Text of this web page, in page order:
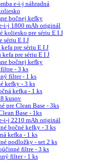
e-i-j náhradná
bočnej kefky
i-j 1800 mAh originál
koliesko pre sériu E I J
sériu E I J
pre sériu E I J
pre sériu E I J
bočnej kefky
- 3 ks
filter - 1 ks
kefky - 3 ks
kefka - 1 ks
kusov
pre Clean Base - 3ks
Base - 1ks
i-j 2210 mAh originál
bočné kefky - 3 ks
kefka - 1 ks
podložky - set 2 ks
filtre - 3 ks
filter - 1 ks